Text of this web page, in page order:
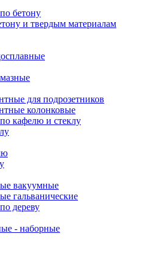
бетону
и твердым материалам
для подрозетников
колонковые
кафелю и стеклу
вакуумные
гальванические
дереву
- наборные